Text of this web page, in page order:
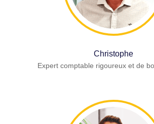
Christophe
Expert comptable rigoureux et de